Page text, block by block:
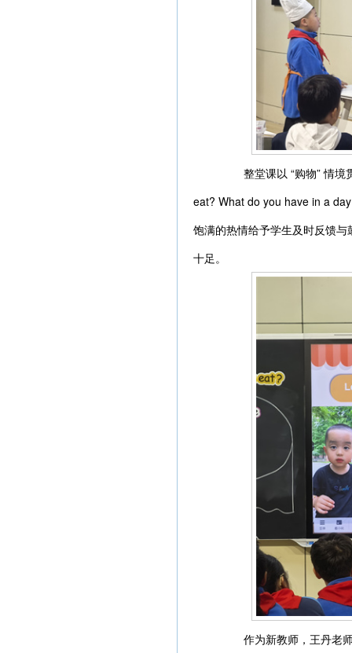
整堂课以 “购物” 情境
eat? What do you have in a
饱满的热情给予学生及时反馈
十足。
作为新教师，王丹老师